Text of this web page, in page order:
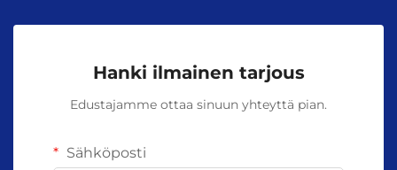
Hanki ilmainen tarjous
Edustajamme ottaa sinuun yhteyttä pian.
Sähköposti